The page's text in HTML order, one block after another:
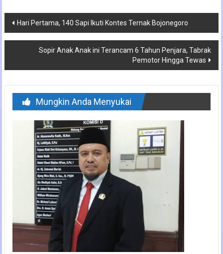
Navigasi
pos
Hari Pertama, 140 Sapi Ikuti Kontes Ternak Bojonegoro
Sopir Anak Anak ini Terancam 6 Tahun Penjara, Tabrak
Pemotor Hingga Tewas
Mungkin Anda Menyukai